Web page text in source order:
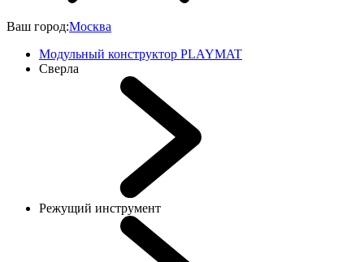
Ваш город:Москва
Модульный конструктор PLAYMAT
Сверла
Режущий инструмент